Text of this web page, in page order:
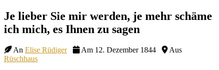
Site
Overlay
Je lieber Sie mir werden, je mehr schäme
ich mich, es Ihnen zu sagen
An Elise Rüdiger Am 12. Dezember 1844
Aus
Rüschhaus